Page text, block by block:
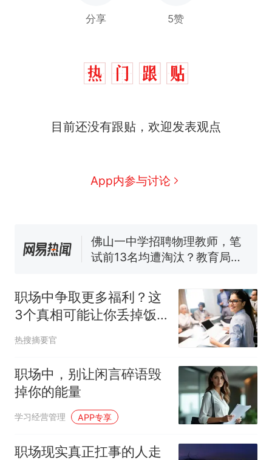
分享 5赞
目前还没有跟贴，欢迎发表观点
App内参与讨论
热
十多万人报名的考试，成绩
家，刚改国名，总统就邀请中
了……
视频丨只要一枚命中就能让航
母瘫痪 轰-6J实力有多强？
佛山一中学招聘物理教师，笔
试前13名均遭淘汰？教育局：
核查
全部作废，公平么？
职场中争取更多福利？这
3个真相可能让你丢掉饭
碗
热搜摘要官
职场中，别让闲言碎语毁
掉你的能量
学习经营管理 APP专享
职场现实真正扛事的人走